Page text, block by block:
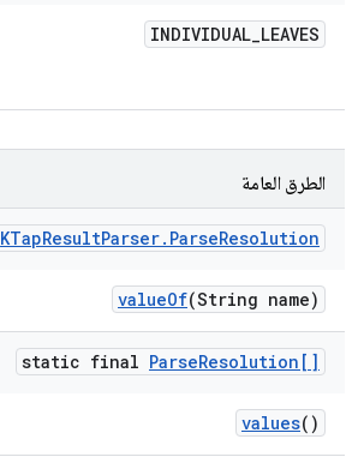
INDIVIDUAL_LEAVES
الطرق العامة
KTapResultParser. ParseResolution
valueOf(String name)
static final ParseResolution[]
values()